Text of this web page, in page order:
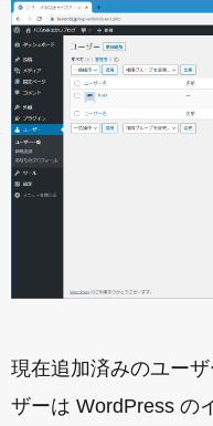
現在追加済みのユー
ザーは WordPress の